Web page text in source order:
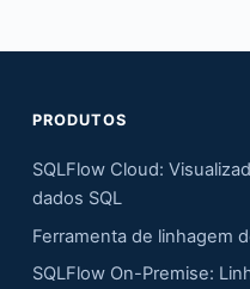
PRODUTOS
SQLFlow Cloud:
dados SQL
Ferramenta de linhagem
SQLFlow On-Premise: